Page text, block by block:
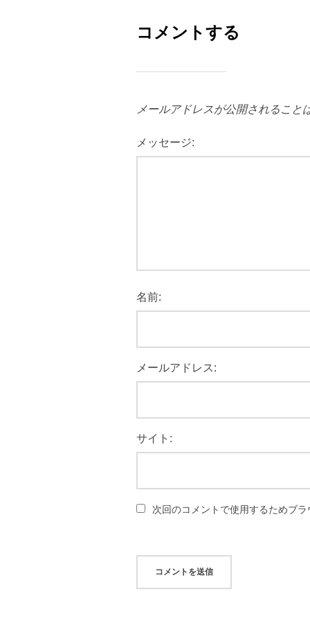
コメントする
メールアドレスが公開されること
メッセージ:
名前:
メールアドレス:
サイト:
次回のコメントで使用するためブ